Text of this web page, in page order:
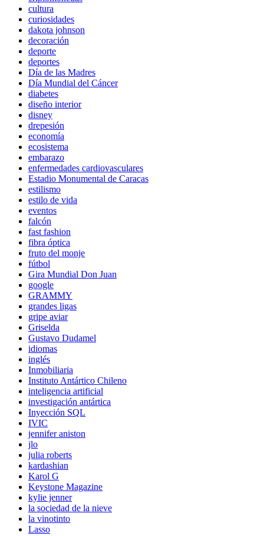
cultura
curiosidades
dakota johnson
decoración
deporte
deportes
Día de las Madres
Día Mundial del Cáncer
diabetes
diseño interior
disney
drepesión
economía
ecosistema
embarazo
enfermedades cardiovasculares
Estadio Monumental de Caracas
estilismo
estilo de vida
eventos
falcón
fast fashion
fibra óptica
fruto del monje
fútbol
Gira Mundial Don Juan
google
GRAMMY
grandes ligas
gripe aviar
Griselda
Gustavo Dudamel
idiomas
inglés
Inmobiliaria
Instituto Antártico Chileno
inteligencia artificial
investigación antártica
Inyección SQL
IVIC
jennifer aniston
jlo
julia roberts
kardashian
Karol G
Keystone Magazine
kylie jenner
la sociedad de la nieve
la vinotinto
Lasso